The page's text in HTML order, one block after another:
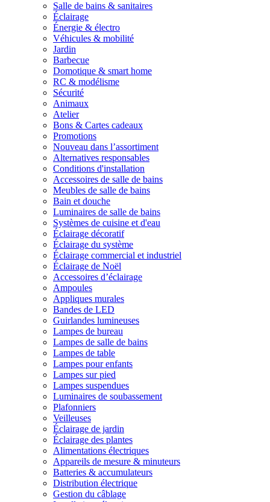
Salle de bains & sanitaires
Éclairage
Énergie & électro
Véhicules & mobilité
Jardin
Barbecue
Domotique & smart home
RC & modélisme
Sécurité
Animaux
Atelier
Bons & Cartes cadeaux
Promotions
Nouveau dans l’assortiment
Alternatives responsables
Conditions d'installation
Accessoires de salle de bains
Meubles de salle de bains
Bain et douche
Luminaires de salle de bains
Systèmes de cuisine et d'eau
Éclairage décoratif
Éclairage du système
Éclairage commercial et industriel
Éclairage de Noël
Accessoires d’éclairage
Ampoules
Appliques murales
Bandes de LED
Guirlandes lumineuses
Lampes de bureau
Lampes de salle de bains
Lampes de table
Lampes pour enfants
Lampes sur pied
Lampes suspendues
Luminaires de soubassement
Plafonniers
Veilleuses
Éclairage de jardin
Éclairage des plantes
Alimentations électriques
Appareils de mesure & minuteurs
Batteries & accumulateurs
Distribution électrique
Gestion du câblage